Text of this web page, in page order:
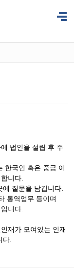
법인을 설립 후 주
한국인 혹은 중급 이
니다.
질문을 남깁니다.
통역업무 등이며
니다.
재가 모여있는 인재
.